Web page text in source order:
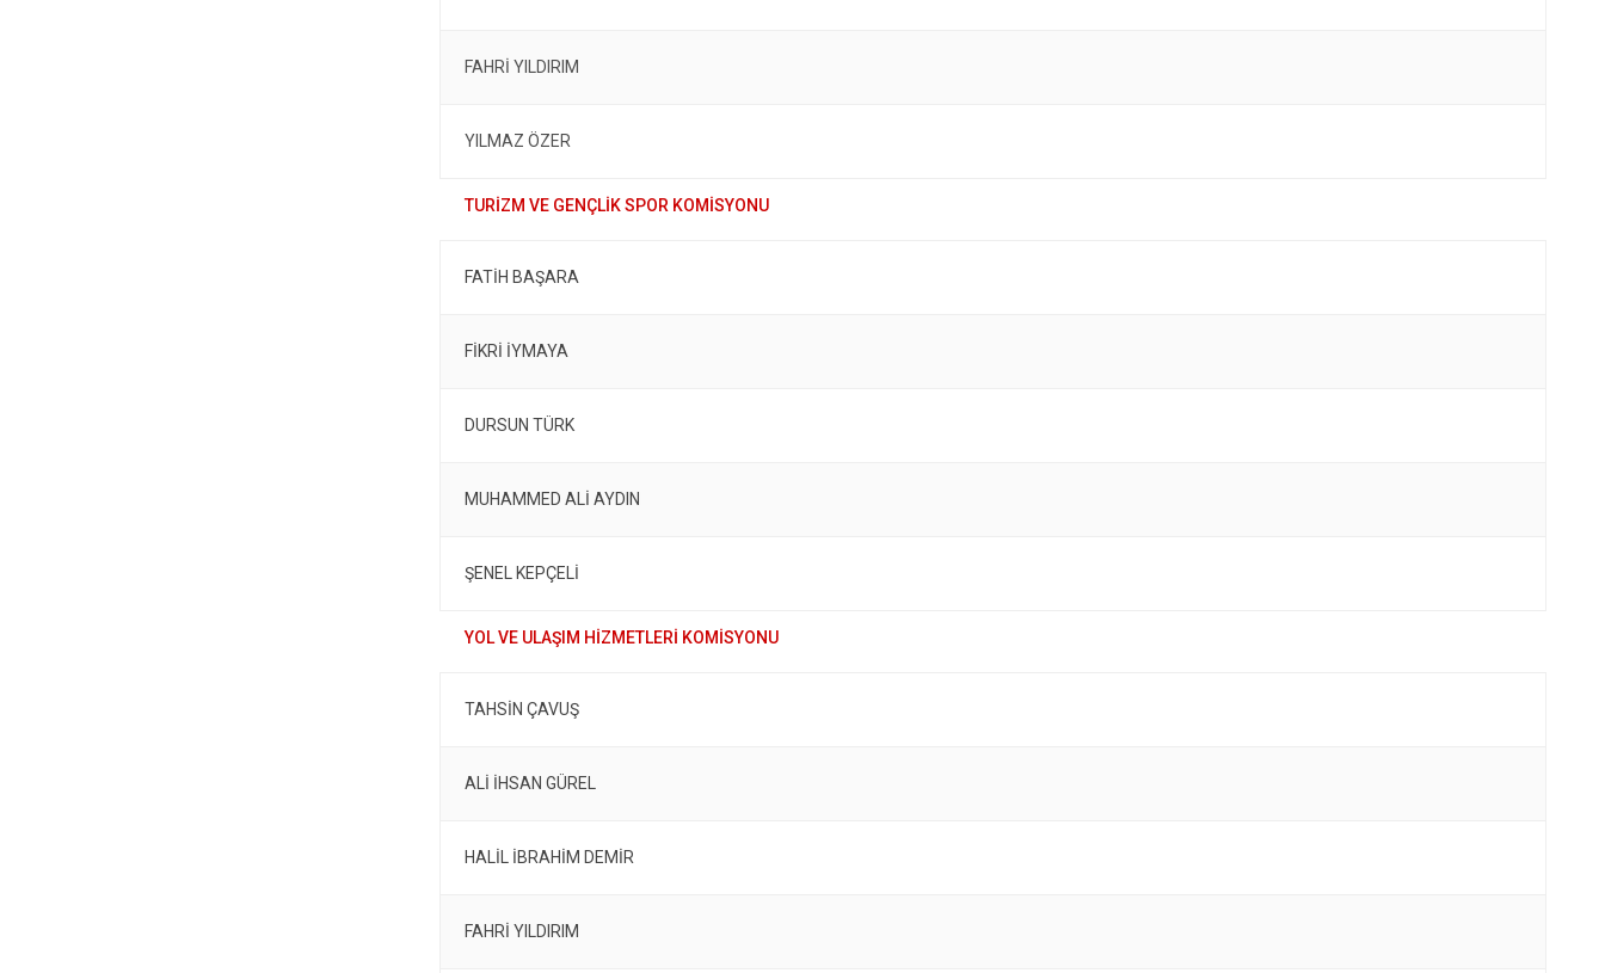
FAHRİ YILDIRIM
YILMAZ ÖZER
FATİH BAŞARA
FİKRİ İYMAYA
DURSUN TÜRK
MUHAMMED ALİ AYDIN
ŞENEL KEPÇELİ
TAHSİN ÇAVUŞ
ALİ İHSAN GÜREL
HALİL İBRAHİM DEMİR
FAHRİ YILDIRIM